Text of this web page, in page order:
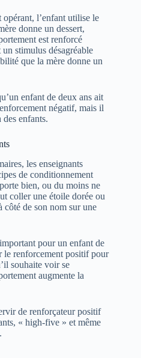
l’enfant utilise le
donne un dessert,
est renforcé
stimulus désagréable
que la mère donne un
enfant de deux ans ait
négatif, mais il
enfants.
les enseignants
de conditionnement
bien, ou du moins ne
coller une étoile dorée ou
côté de son nom sur une
pour un enfant de
le renforcement positif pour
souhaite voir se
augmente la
de renforçateur positif
« high-five » et même